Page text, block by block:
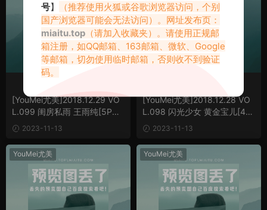
[YouMei尤美]2018.12.29 VO
L.099 闺房私雨 王雨纯[5P／1
0.8M]2023-11-13
[YouMei尤美]2018.12.28 VO
L.098 闪光少女 黄金宝儿[4+1
P／7.35M]
2023-11-13
YouMei尤美 YouMei尤美
号】
（推荐使用火狐或谷歌浏览器访问，个别
国产浏览器可能会无法访问）。网址发布页：
miaitu.top （请加入收藏夹）。请使用正规邮
箱注册，如QQ邮箱、163邮箱、微软、Google
等邮箱，切勿使用临时邮箱，否则收不到验证
码。